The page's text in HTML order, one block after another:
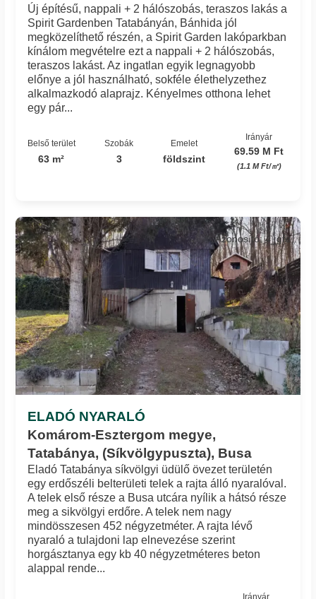
Új építésű, nappali + 2 hálószobás, teraszos lakás a
Spirit Gardenben Tatabányán, Bánhida jól
megközelíthető részén, a Spirit Garden lakóparkban
kínálom megvételre ezt a nappali + 2 hálószobás,
teraszos lakást. Az ingatlan egyik legnagyobb
előnye a jól használható, sokféle élethelyzethez
alkalmazkodó alaprajz. Kényelmes otthona lehet
egy pár...
Belső terület
63 m²
Szobák
3
Emelet
földszint
Irányár
69.59 M Ft
(1.1 M Ft/㎡)
ELADÓ NYARALÓ
Komárom-Esztergom megye,
Tatabánya, (Síkvölgypuszta), Busa
Azonosító: 4_gfe
Eladó Tatabánya síkvölgyi üdülő övezet területén
egy erdőszéli belterületi telek a rajta álló nyaralóval.
A telek első része a Busa utcára nyílik a hátsó része
meg a sikvölgyi erdőre. A telek nem nagy
mindösszesen 452 négyzetméter. A rajta lévő
nyaraló a tulajdoni lap elnevezése szerint
horgásztanya egy kb 40 négyzetméteres beton
alappal rende...
Irányár